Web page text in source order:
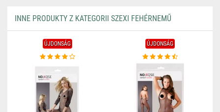
INNE PRODUKTY Z KATEGORII SZEXI FEHÉRNEMŰ
ÚJDONSÁG ÚJDONSÁG